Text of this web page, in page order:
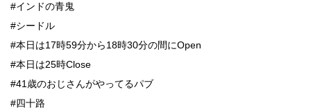
#インドの青鬼
#シードル
#本日は17時59分から18時30分の間にOpen
#本日は25時Close
#41歳のおじさんがやってるパブ
#四十路